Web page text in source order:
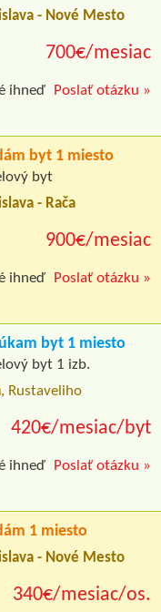
- Nové Mesto
700€/mesiac
ihneď Poslať otázku »
byt 1 miesto
byt
- Rača
900€/mesiac
ihneď Poslať otázku »
byt 1 miesto
byt 1 izb.
, Rustaveliho
420€/mesiac/byt
ihneď Poslať otázku »
1 miesto
- Nové Mesto
340€/mesiac/os.